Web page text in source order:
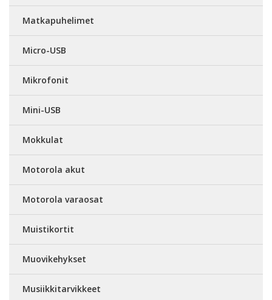
Matkapuhelimet
Micro-USB
Mikrofonit
Mini-USB
Mokkulat
Motorola akut
Motorola varaosat
Muistikortit
Muovikehykset
Musiikkitarvikkeet